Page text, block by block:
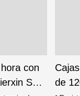
con
Safe
de